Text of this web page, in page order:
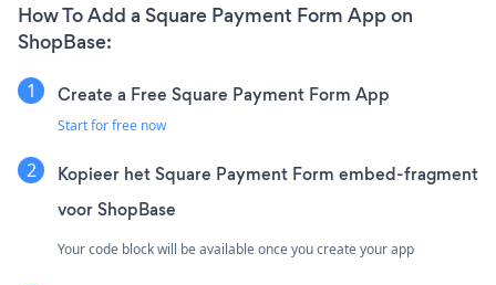
How To Add a Square Payment Form App on
ShopBase:
Create a Free Square Payment Form App
Start for free now
Kopieer het Square Payment Form embed-fragment
voor ShopBase
Your code block will be available once you create your app